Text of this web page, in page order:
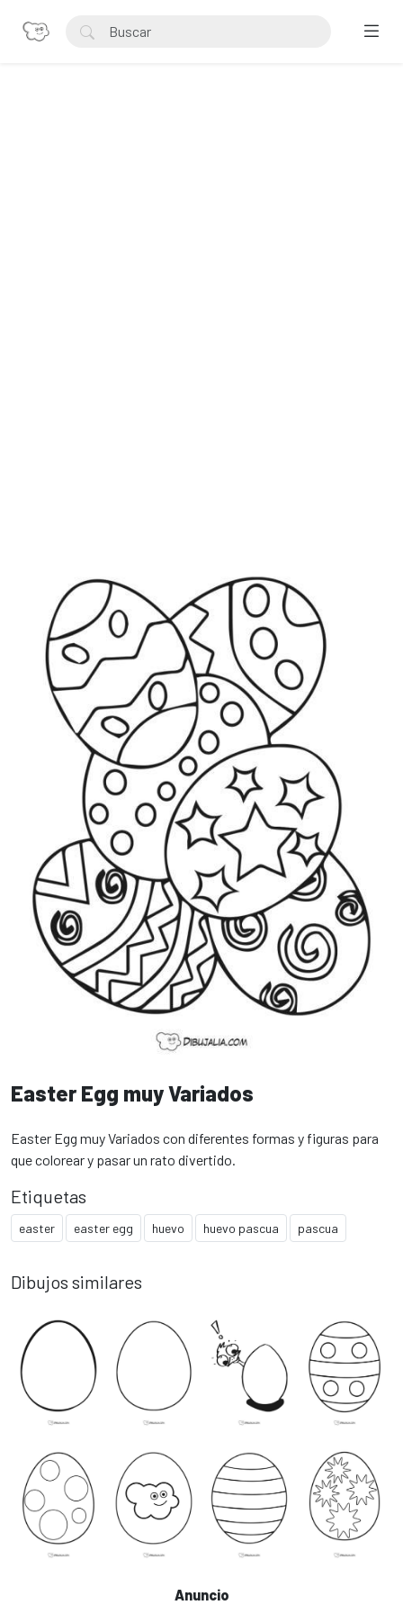
Easter Egg muy Variados
Easter Egg muy Variados con diferentes formas y figuras para
que colorear y pasar un rato divertido.
Etiquetas
easter easter egg huevo huevo pascua pascua
Dibujos similares
Anuncio